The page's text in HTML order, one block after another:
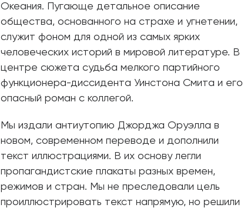
Океания. Пугающе детальное описание
общества, основанного на страхе и угнетении,
служит фоном для одной из самых ярких
человеческих историй в мировой литературе. В
центре сюжета судьба мелкого партийного
функционера-диссидента Уинстона Смита и его
опасный роман с коллегой.
Мы издали антиутопию Джорджа Оруэлла в
новом, современном переводе и дополнили
текст иллюстрациями. В их основу легли
пропагандистские плакаты разных времен,
режимов и стран. Мы не преследовали цель
проиллюстрировать текст напрямую, но решили